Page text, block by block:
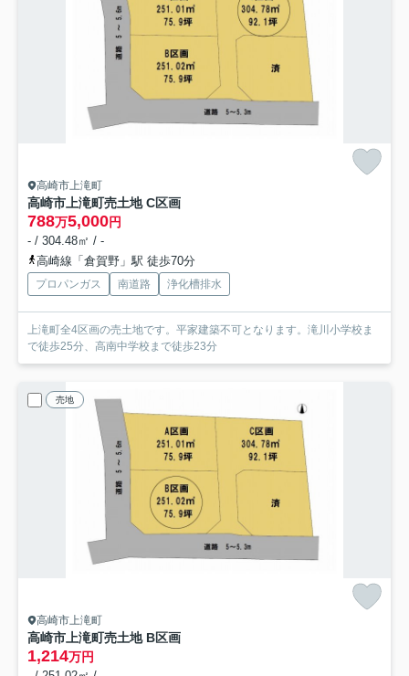
高崎市上滝町
高崎市上滝町売土地 C区画
788万5,000円
- / 304.48㎡ / -
高崎線「倉賀野」駅 徒歩70分
プロパンガス 南道路 浄化槽排水
上滝町全4区画の売土地です。平家建築不可となります。滝川小学校ま
で徒歩25分、高南中学校まで徒歩23分
売地
高崎市上滝町
高崎市上滝町売土地 B区画
1,214万円